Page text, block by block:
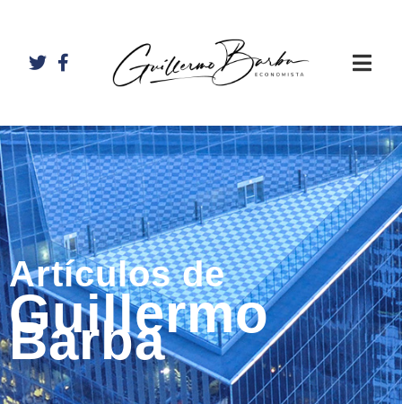
Artículos de
Guillermo
Barba